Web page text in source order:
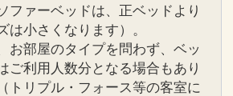
ファーベッドは、正ベッドより
は小さくなります）。
お部屋のタイプを問わず、ベッ
ご利用人数分となる場合もあり
トリプル・フォース等の客室に